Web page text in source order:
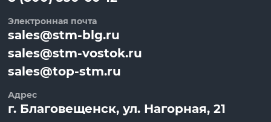
Электронная почта
sales@stm-blg.ru
sales@stm-vostok.ru
sales@top-stm.ru
Адрес
г. Благовещенск, ул. Нагорная, 21